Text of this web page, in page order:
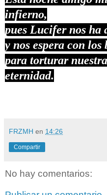
infierno,
pues Lucifer nos ha
y nos espera con los
para torturar
eternidad.
FRZMH en 14:26
Compartir
No hay comentarios: